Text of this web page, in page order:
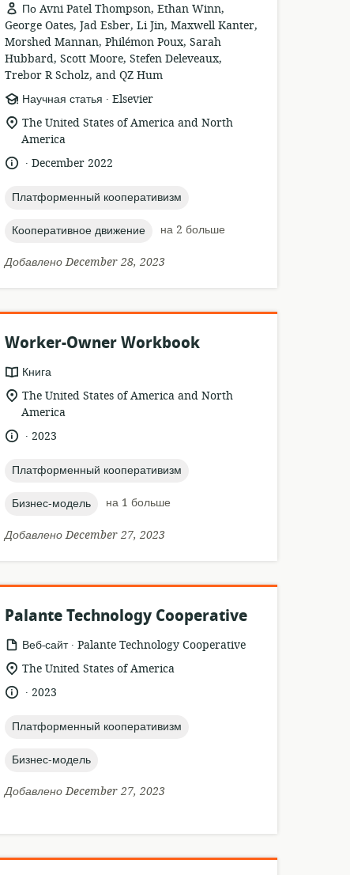
По Avni Patel Thompson, Ethan Winn,
George Oates, Jad Esber, Li Jin, Maxwell Kanter,
Morshed Mannan, Philémon Poux, Sarah
Hubbard, Scott Moore, Stefen Deleveaux,
Trebor R Scholz, and QZ Hum
формат
ресурса:
Научная статья .
издатель:
Elsevier
актуальное
местонахождение:
The United States of America and North
America
язык:.
опубликовано
December 2022
topic:
Платформенный кооперативизм
topic:
Кооперативное движение
на 2 больше
Добавлено December 28, 2023
Worker-Owner Workbook
формат
ресурса:
Книга
актуальное
местонахождение:
The United States of America and North
America
язык:.
опубликовано
2023
topic:
Платформенный кооперативизм
topic:
Бизнес-модель
на 1 больше
Добавлено December 27, 2023
Palante Technology Cooperative
формат
ресурса:
Веб-сайт .
издатель:
Palante Technology Cooperative
актуальное
местонахождение:
The United States of America
язык:.
опубликовано
2023
topic:
Платформенный кооперативизм
topic:
Бизнес-модель
Добавлено December 27, 2023